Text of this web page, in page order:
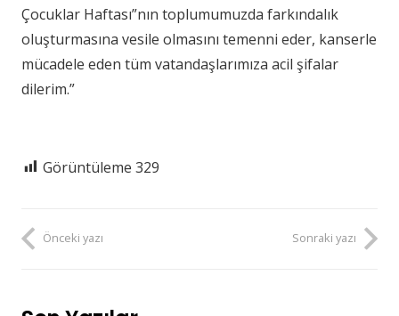
Çocuklar Haftası”nın toplumumuzda farkındalık
oluşturmasına vesile olmasını temenni eder, kanserle
mücadele eden tüm vatandaşlarımıza acil şifalar
dilerim.”
Görüntüleme 329
Önceki yazı Sonraki yazı